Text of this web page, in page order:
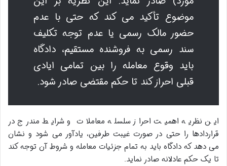
موضوع تأکید می کند که حتی با عدم
حضور مالک رسمی یا عدم توجه تکلیف
سند رسمی به فروشنده مستقیم، دادگاه
باید وقوع معامله را بین تمامی ایادی
قبلی احراز کند تا حکم مقتضی صادر شود.
این نظریه اهمیت احراز سلسله معاملات و شرایط مندرج در
قراردادها را حتی در صورت غیبت طرفین، یادآور می شود و نشان
می دهد که دادگاه باید به تمام جزئیات معامله و شروط آن توجه کند
تا یک حکم عادلانه صادر نماید.